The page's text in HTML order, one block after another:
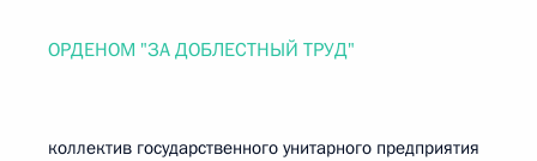
ОРДЕНОМ "ЗА ДОБЛЕСТНЫЙ ТРУД"
коллектив государственного унитарного предприятия